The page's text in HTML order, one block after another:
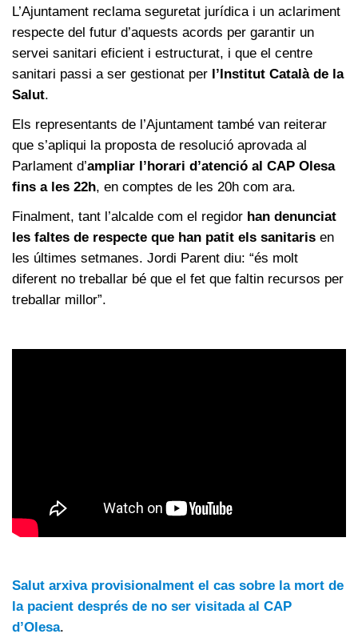
L’Ajuntament reclama seguretat jurídica i un aclariment
respecte del futur d’aquests acords per garantir un
servei sanitari eficient i estructurat, i que el centre
sanitari passi a ser gestionat per l’Institut Català de la
Salut.
Els representants de l’Ajuntament també van reiterar
que s’apliqui la proposta de resolució aprovada al
Parlament d’ampliar l’horari d’atenció al CAP Olesa
fins a les 22h, en comptes de les 20h com ara.
Finalment, tant l’alcalde com el regidor han denunciat
les faltes de respecte que han patit els sanitaris en
les últimes setmanes. Jordi Parent diu: “és molt
diferent no treballar bé que el fet que faltin recursos per
treballar millor”.
Salut arxiva provisionalment el cas sobre la mort de
la pacient després de no ser visitada al CAP
d’Olesa.